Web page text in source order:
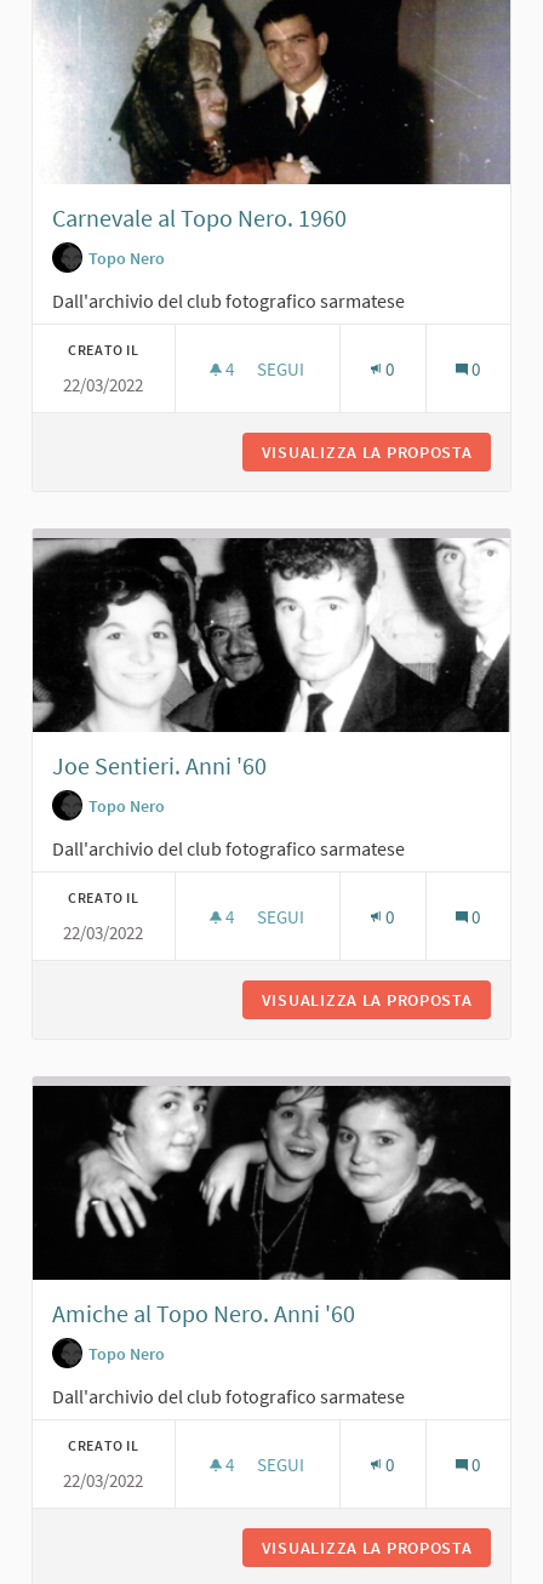
Carnevale al Topo Nero. 1960
Topo Nero
Dall'archivio del club fotografico sarmatese
CREATO IL
22/03/2022
4 4 SOSTENITORI
SEGUI 0 0
VISUALIZZA LA PROPOSTA
Joe Sentieri. Anni '60
Topo Nero
Dall'archivio del club fotografico sarmatese
CREATO IL
22/03/2022
4 4 SOSTENITORI
SEGUI 0 0
VISUALIZZA LA PROPOSTA
Amiche al Topo Nero. Anni '60
Topo Nero
Dall'archivio del club fotografico sarmatese
CREATO IL
22/03/2022
4 4 SOSTENITORI
SEGUI 0 0
VISUALIZZA LA PROPOSTA